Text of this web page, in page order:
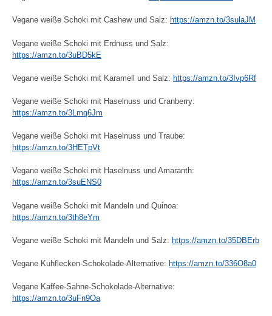
Vegane weiße Schoki mit Cashew und Salz: https://amzn.to/3sulaJM
Vegane weiße Schoki mit Erdnuss und Salz:
https://amzn.to/3uBD5kE
Vegane weiße Schoki mit Karamell und Salz: https://amzn.to/3Ivp6Rf
Vegane weiße Schoki mit Haselnuss und Cranberry:
https://amzn.to/3Lmq6Jm
Vegane weiße Schoki mit Haselnuss und Traube:
https://amzn.to/3HETpVt
Vegane weiße Schoki mit Haselnuss und Amaranth:
https://amzn.to/3suENS0
Vegane weiße Schoki mit Mandeln und Quinoa:
https://amzn.to/3th8eYm
Vegane weiße Schoki mit Mandeln und Salz: https://amzn.to/35DBErb
Vegane Kuhflecken-Schokolade-Alternative: https://amzn.to/336O8a0
Vegane Kaffee-Sahne-Schokolade-Alternative:
https://amzn.to/3uFn9Oa